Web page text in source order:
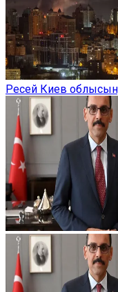
Ресей Киев